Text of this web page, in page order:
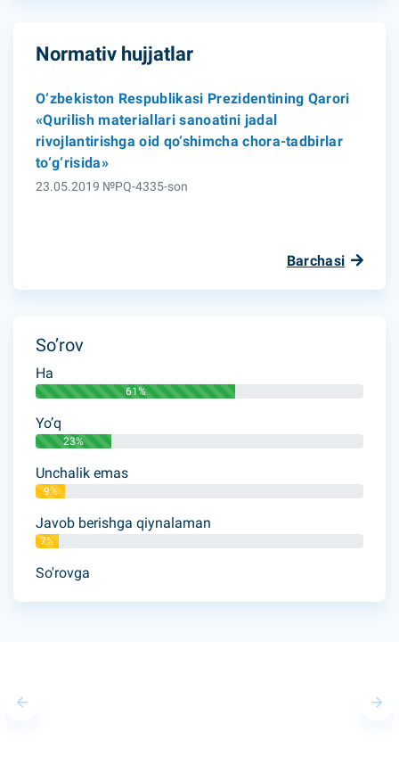
Normativ hujjatlar
O‘zbekiston Respublikasi Prezidentining Qarori
«Qurilish materiallari sanoatini jadal
rivojlantirishga oid qo‘shimcha chora-tadbirlar
to‘g‘risida»
23.05.2019 №PQ-4335-son
Barchasi
So’rov
Ha
61%
Yo’q
23%
Unchalik emas
9%
Javob berishga qiynalaman
7%
So'rovga